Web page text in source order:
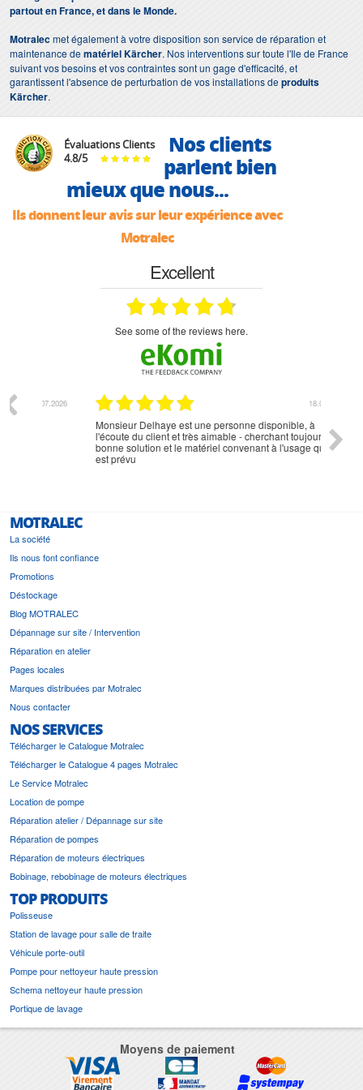
partout en France, et dans le Monde.
Motralecmet également à votre disposition son service de réparation et
maintenance dematériel Kärcher. Nos interventions sur toute l'Ile de France
suivant vos besoins et vos contraintes sont un gage d'efficacité, et
garantissent l'absence de perturbation de vos installations deproduits
Kärcher.
Évaluations Clients
4.8/5
Nos clients
parlent bien
mieux que nous...
Ils donnent leur avis sur leur expérience avec
Motralec
Excellent
see some of the reviews here.
Monsieur Delhaye est une personne disponible, à
l'écoute du client et très aimable - cherchant toujours la
bonne solution et le matériel convenant à l'usage qui en
MOTRALEC
La société
Ils nous font confiance
Promotions
Déstockage
Blog MOTRALEC
Dépannage sur site / Intervention
Réparation en atelier
Pages locales
Marques distribuées par Motralec
Nous contacter
NOS SERVICES
Télécharger le Catalogue Motralec
Télécharger le Catalogue 4 pages Motralec
Le Service Motralec
Location de pompe
Réparation atelier / Dépannage sur site
Réparation de pompes
Réparation de moteurs électriques
Bobinage, rebobinage de moteurs électriques
TOP PRODUITS
Polisseuse
Station de lavage pour salle de traite
Véhicule porte-outil
Pompe pour nettoyeur haute pression
Schema nettoyeur haute pression
Portique de lavage
Moyens de paiement